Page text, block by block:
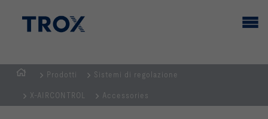
Prodotti Sistemi di regolazione
X-AIRCONTROL Accessories